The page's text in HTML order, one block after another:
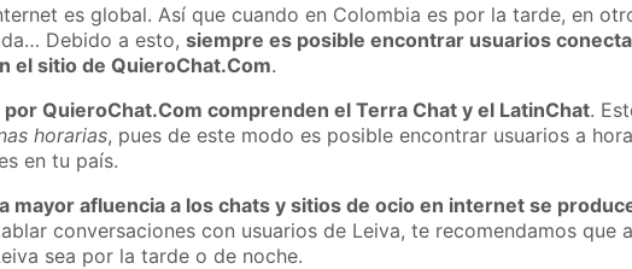
es global. Así que cuando en Colombia es por la tarde, en
Debido a esto,siempre es posible encontrar usuarios
el sitio de QuieroChat.Com.
QuieroChat.Com comprenden el Terra Chat y el LatinChat.
horarias, pues de este modo es posible encontrar usuarios a
en tu país.
mayor afluencia a los chats y sitios de ocio en internet se
conversaciones con usuarios de Leiva, te recomendamos que
sea por la tarde o de noche.